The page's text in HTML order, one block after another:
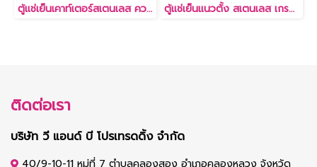
ตู้แช่เย็นเคาท์เตอร์สเตนเลส ความลึก 75 ซม. เกรด304 10.6 คิว [SCR3-1207-AR] ตู้แช่เย็นแนวตั้ง สเตนเลส เกรด304 29.7 คิว [SRR3-1327-Ai]
ติดต่อเรา
บริษัท วี แอนด์ บี โปรเทรดดิ้ง จำกัด
40/9-10-11 หมู่ที่ 7 ตำบลคลองสอง อำเภอคลองหลวง จังหวัด